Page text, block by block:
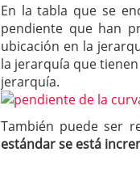
En la tabla que se
pendiente que han
ubicación en la
la jerarquía que
jerarquía.
También puede ser
estándar se está